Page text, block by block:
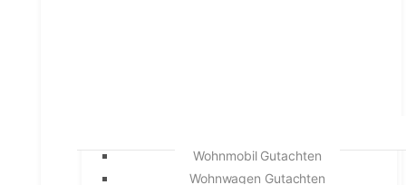
Wohnmobil Gutachten
Wohnwagen Gutachten